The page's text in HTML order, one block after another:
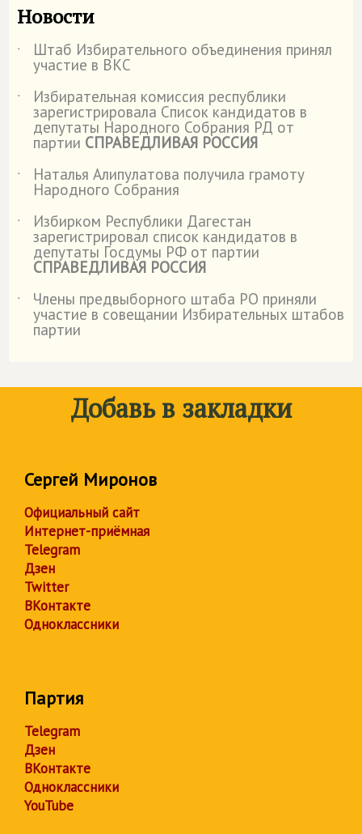
Новости
˙ Штаб Избирательного объединения принял
участие в ВКС
˙
Избирательная комиссия республики
зарегистрировала Список кандидатов в
депутаты Народного Собрания РД от
партии СПРАВЕДЛИВАЯ РОССИЯ
˙
Наталья Алипулатова получила грамоту
Народного Собрания
˙
Избирком Республики Дагестан
зарегистрировал список кандидатов в
депутаты Госдумы РФ от партии
СПРАВЕДЛИВАЯ РОССИЯ
˙
Члены предвыборного штаба РО приняли
участие в совещании Избирательных штабов
партии
Добавь в закладки
Сергей Миронов
Официальный сайт
Интернет-приёмная
Telegram
Дзен
Twitter
ВКонтакте
Одноклассники
Партия
Telegram
Дзен
ВКонтакте
Одноклассники
YouTube